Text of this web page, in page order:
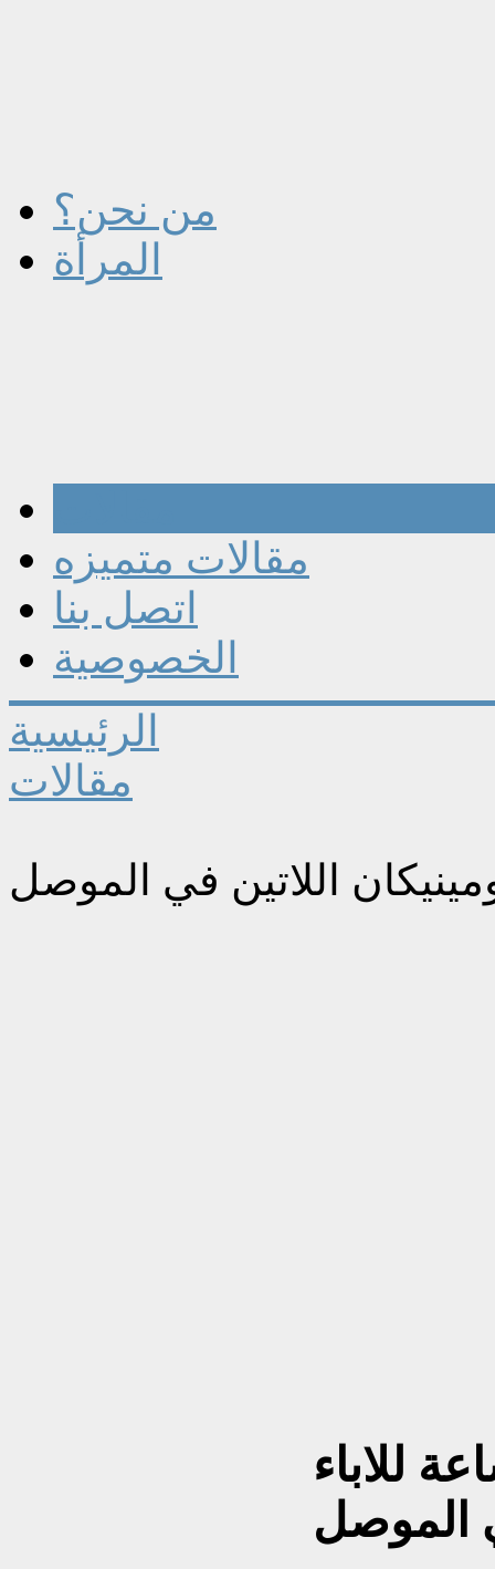
من نحن؟
المرأة
مقالات متميزه
اتصل بنا
الخصوصية
الرئيسية
مقالات
اللاتين في الموصل
للاباء
الموصل